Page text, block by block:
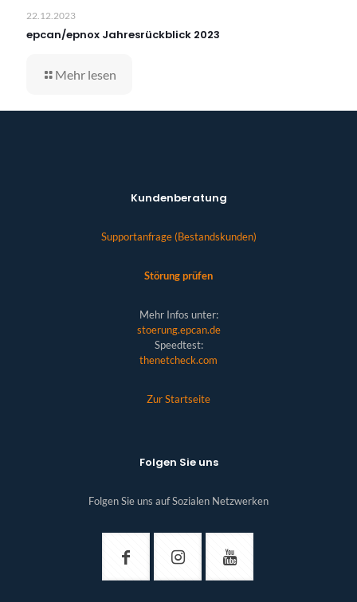
22.12.2023
epcan/epnox Jahresrückblick 2023
Mehr lesen
Kundenberatung
Supportanfrage (Bestandskunden)
Störung prüfen
Mehr Infos unter:
stoerung.epcan.de
Speedtest:
thenetcheck.com
Zur Startseite
Folgen Sie uns
Folgen Sie uns auf Sozialen Netzwerken